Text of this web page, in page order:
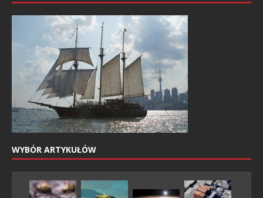
WYBÓR ARTYKUŁÓW